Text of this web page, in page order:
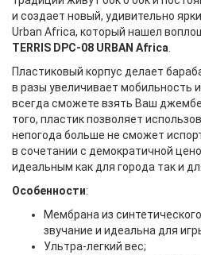
и создает новый, удивительно
Urban Africa, который нашел
TERRIS DPC-08 URBAN Africa.
Пластиковый корпус делает
в разы увеличивает мобильность
всегда сможете взять Ваш
того, пластик позволяет
непогода больше не сможет
в сочетании с демократичной
идеальным как для города так и
Особенности:
Мембрана из
звучание и идеальна для
Ультра-легкий вес;